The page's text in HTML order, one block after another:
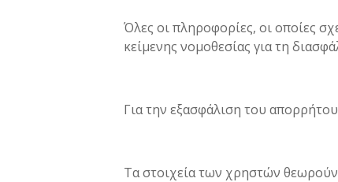
Όλες οι πληροφορίες, οι οποίες
κείμενης νομοθεσίας για τη
Για την εξασφάλιση του
Τα στοιχεία των χρηστών